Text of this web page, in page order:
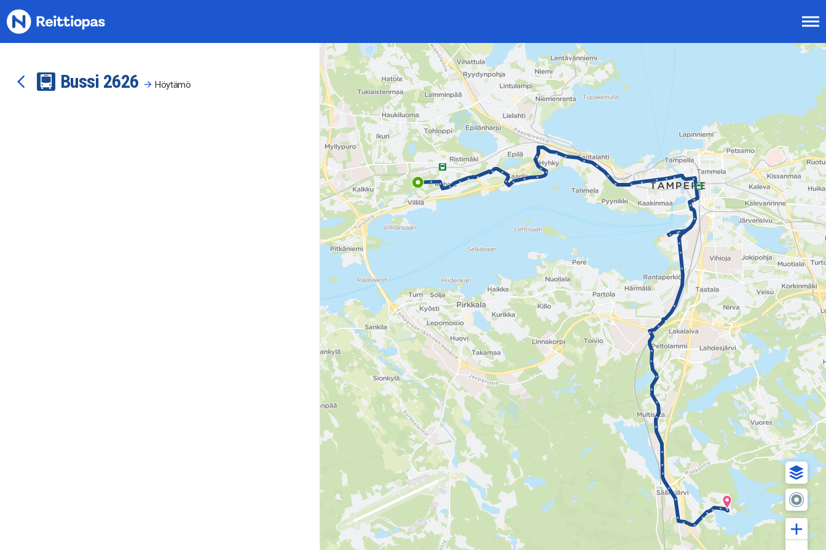
Siirry sisältöön
Bussi 2626 Höytämö